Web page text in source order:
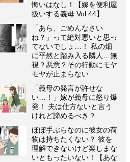
悔いはなし！【嫁を便利屋
扱いする義母 Vol.44】
「あら、ごめんなさい
ね？」って絶対悪いと思っ
てないでしょ…！ 私の畑
に平然と踏み入る隣人…無
視？悪意？その行動にモヤ
モヤが止まらない
「義母の発言が許せな
い…！」嫁が義母に怒り爆
発！ 夫は仕方ないと言う
けれど諦めるべき？
ほぼ手ぶらなのに彼女の荷
物は持ちたくない？ 彼を
理解できないけど楽しまな
いともったいない！【あな